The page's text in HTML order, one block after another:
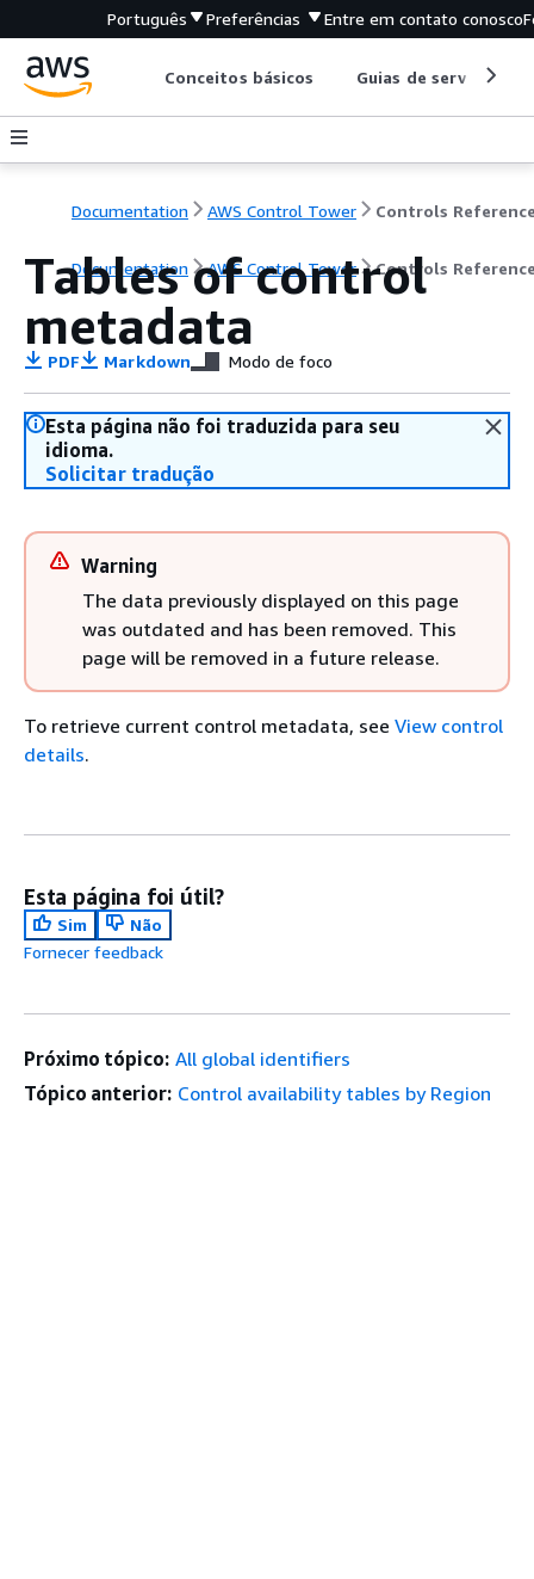
Português Preferências Entre em contato conosco
Conceitos básicos Guias de serviço
Documentation AWS Control Tower
Documentation AWS Control Tower Controls
Tables of control
metadata
PDF Markdown Modo de foco
Esta página não foi traduzida para seu
idioma.
Solicitar tradução
Warning
The data previously displayed on this page
was outdated and has been removed. This
page will be removed in a future release.
To retrieve current control metadata, see View control
details.
Esta página foi útil?
Sim
Não
Fornecer feedback
Próximo tópico: All global identifiers
Tópico anterior: Control availability tables by Region